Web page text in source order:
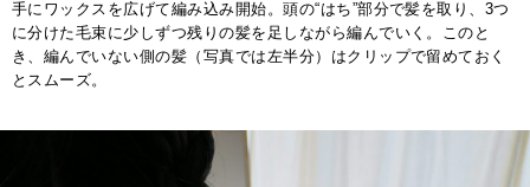
手にワックスを広げて編み込み開始。頭の“はち”部分で髪を取り、3つ
に分けた毛束に少しずつ残りの髪を足しながら編んでいく。このと
き、編んでいない側の髪（写真では左半分）はクリップで留めておく
とスムーズ。